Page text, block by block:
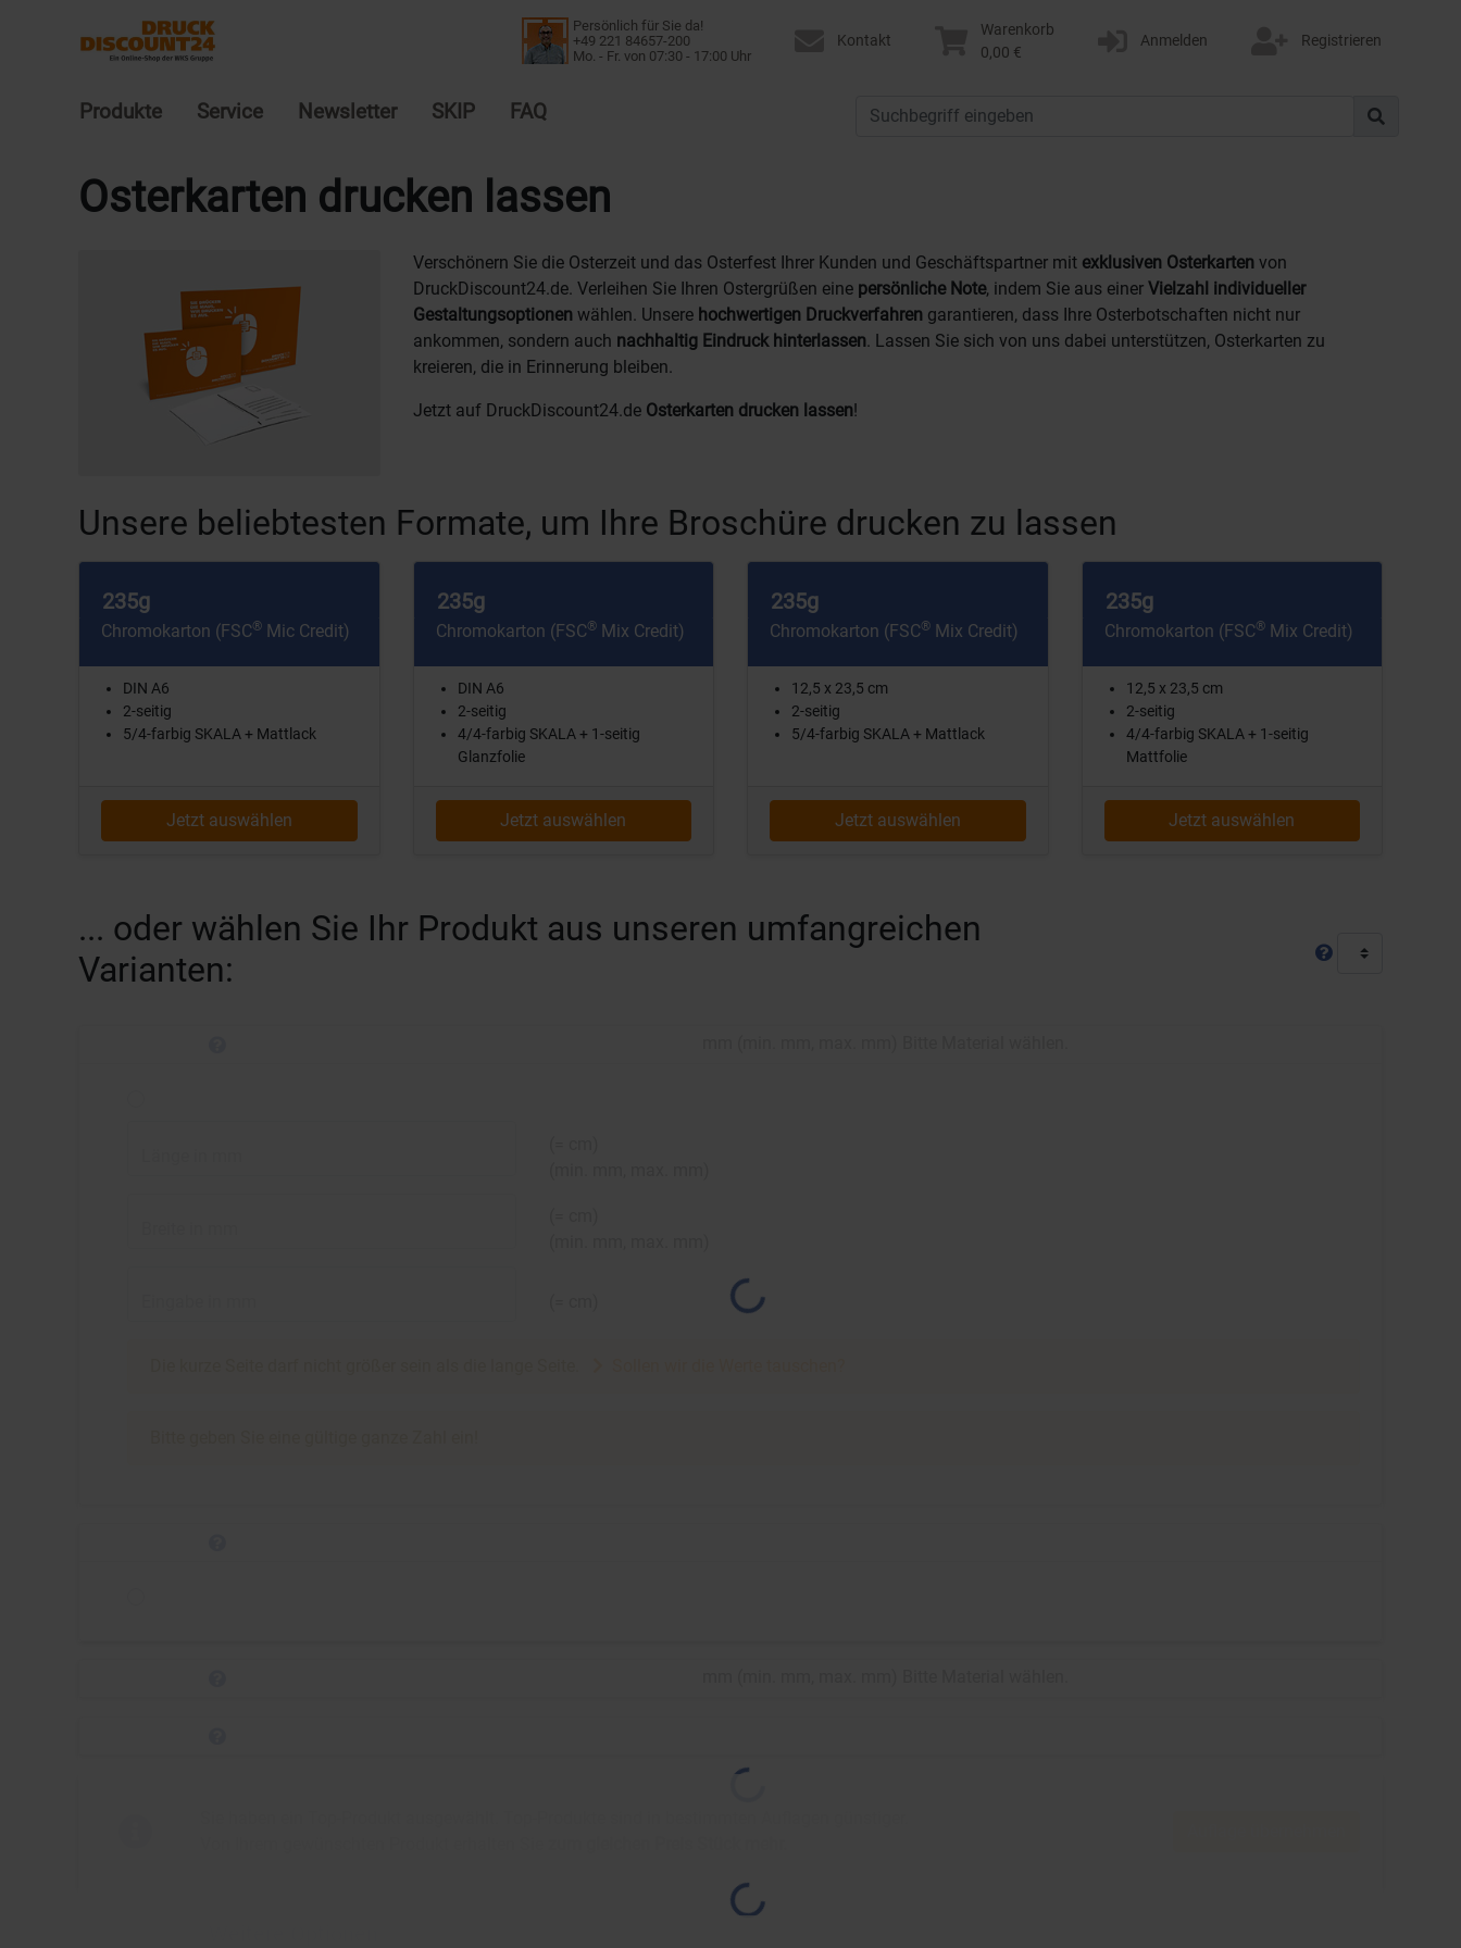
Persönlich für Sie da!
+49 221 84657-200
Mo. - Fr. von 07:30 - 17:00 Uhr
Kontakt
Warenkorb
0,00 €
Anmelden Registrieren
Produkte Service Newsletter SKIP FAQ
Osterkarten drucken lassen
Verschönern Sie die Osterzeit und das Osterfest Ihrer Kunden und Geschäftspartner mit exklusiven Osterkarten von
DruckDiscount24.de. Verleihen Sie Ihren Ostergrüßen eine persönliche Note, indem Sie aus einer Vielzahl individueller
Gestaltungsoptionen wählen. Unsere hochwertigen Druckverfahren garantieren, dass Ihre Osterbotschaften nicht nur
ankommen, sondern auch nachhaltig Eindruck hinterlassen. Lassen Sie sich von uns dabei unterstützen, Osterkarten zu
kreieren, die in Erinnerung bleiben.
Jetzt auf DruckDiscount24.de Osterkarten drucken lassen!
Unsere beliebtesten Formate, um Ihre Broschüre drucken zu lassen
235g
Chromokarton (FSC® Mic Credit)
DIN A6
2-seitig
5/4-farbig SKALA + Mattlack
Jetzt auswählen
235g
Chromokarton (FSC®Mix Credit)
DIN A6
2-seitig
4/4-farbig SKALA + 1-seitig
Glanzfolie
Jetzt auswählen
235g
Chromokarton (FSC® Mix Credit)
12,5 x 23,5 cm
2-seitig
5/4-farbig SKALA + Mattlack
Jetzt auswählen
235g
Chromokarton (FSC®Mix Credit)
12,5 x 23,5 cm
2-seitig
4/4-farbig SKALA + 1-seitig
Mattfolie
Jetzt auswählen
... oder wählen Sie Ihr Produkt aus unseren umfangreichen
Varianten: